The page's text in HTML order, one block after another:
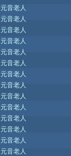
元音老人
元音老人
元音老人
元音老人
元音老人
元音老人
元音老人
元音老人
元音老人
元音老人
元音老人
元音老人
元音老人
元音老人